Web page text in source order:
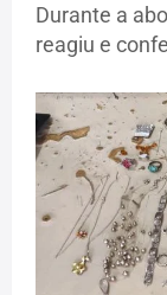
Durante a
reagiu e